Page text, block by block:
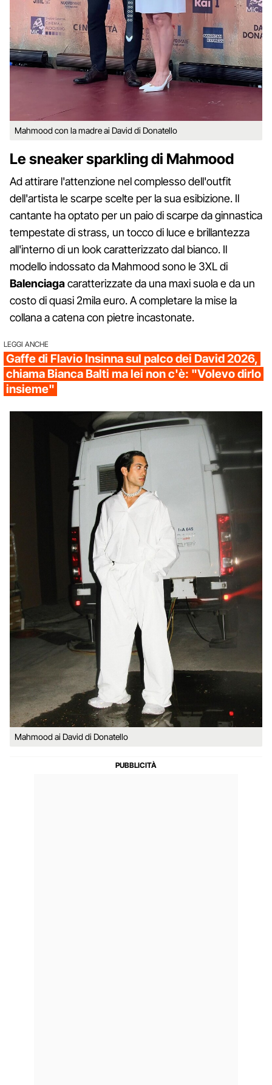
Mahmood con la madre ai David di Donatello
Le sneaker sparkling di Mahmood
Ad attirare l'attenzione nel complesso dell'outfit
dell'artista le scarpe scelte per la sua esibizione. Il
cantante ha optato per un paio di scarpe da ginnastica
tempestate di strass, un tocco di luce e brillantezza
all'interno di un look caratterizzato dal bianco. Il
modello indossato da Mahmood sono le 3XL di
Balenciagacaratterizzate da una maxi suola e da un
costo di quasi 2mila euro. A completare la mise la
collana a catena con pietre incastonate.
LEGGI ANCHE
Gaffe di Flavio Insinna sul palco dei David 2026,
chiama Bianca Balti ma lei non c'è: "Volevo dirlo
insieme"
Mahmood ai David di Donatello